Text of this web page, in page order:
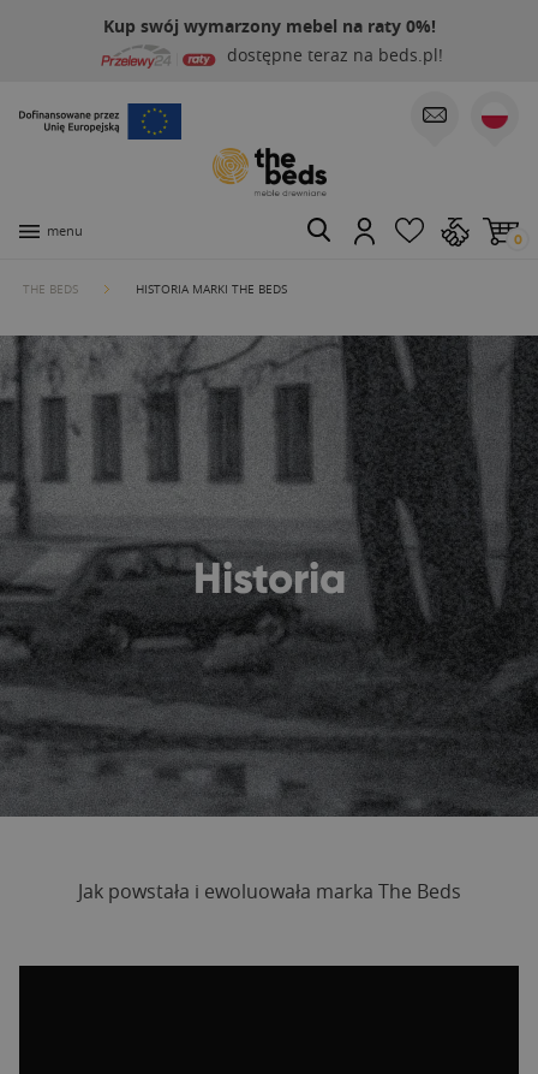
Kup swój wymarzony mebel na raty 0%!
dostępne teraz na beds.pl!
menu 0
THE BEDS HISTORIA MARKI THE BEDS
Historia
Jak powstała i ewoluowała marka The Beds